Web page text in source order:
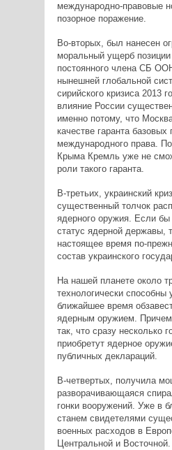
международно-правовые
позорное поражение.
Во-вторых, был нанесен
моральный ущерб позиции
постоянного члена СБ
нынешней глобальной
сирийского кризиса 2013
влияние России
именно потому, что
качестве гаранта базовых
международного права.
Крыма Кремль уже не
роли такого гаранта.
В-третьих, украинский
существенный толчок
ядерного оружия. Если бы
статус ядерной державы,
настоящее время по-
состав украинского
На нашей планете около
технологически способны
ближайшее время
ядерным оружием.
так, что сразу несколько
приобретут ядерное
публичных деклараций.
В-четвертых, получила
разворачивающаяся
гонки вооружений. Уже в
станем свидетелями
военных расходов в
Центральной и Восточной.